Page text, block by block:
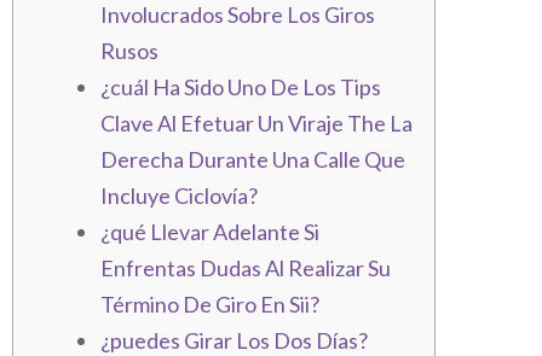
Involucrados Sobre Los Giros
Rusos
¿cuál Ha Sido Uno De Los Tips
Clave Al Efetuar Un Viraje The La
Derecha Durante Una Calle Que
Incluye Ciclovía?
¿qué Llevar Adelante Si
Enfrentas Dudas Al Realizar Su
Término De Giro En Sii?
¿puedes Girar Los Dos Días?